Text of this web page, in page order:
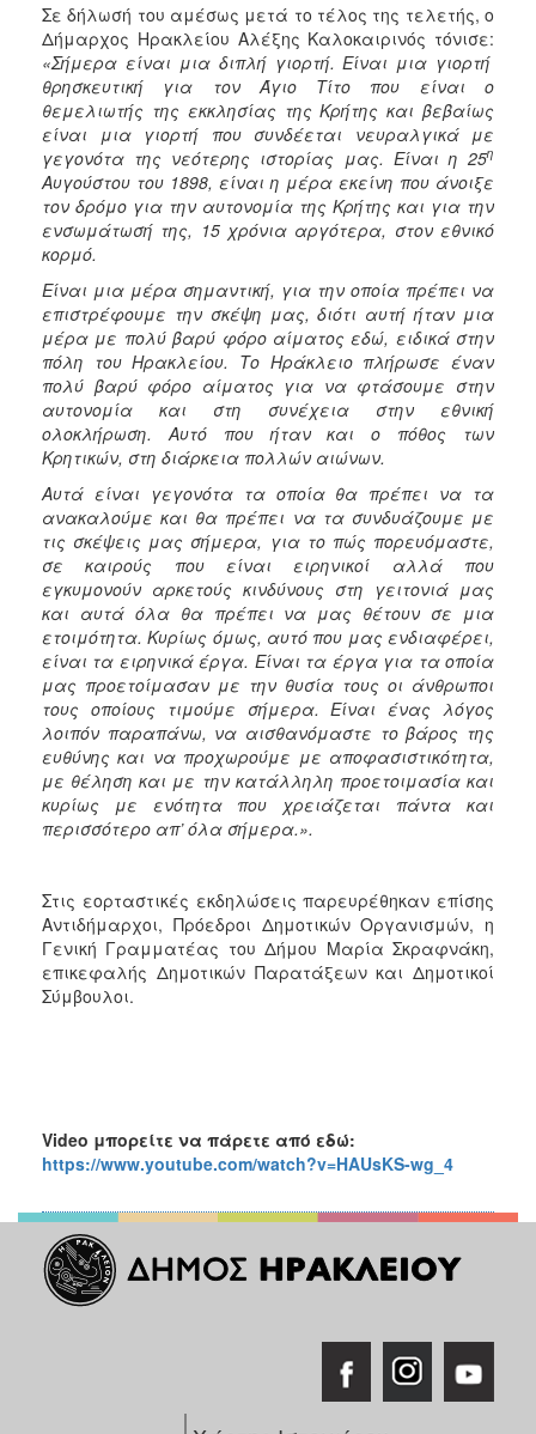
Σε δήλωσή του αμέσως μετά το τέλος της τελετής, ο
Δήμαρχος Ηρακλείου Αλέξης Καλοκαιρινός τόνισε:
«Σήμερα είναι μια διπλή γιορτή. Είναι μια γιορτή
θρησκευτική για τον Άγιο Τίτο που είναι ο
θεμελιωτής της εκκλησίας της Κρήτης και βεβαίως
είναι μια γιορτή που συνδέεται νευραλγικά με
γεγονότα της νεότερης ιστορίας μας. Είναι η 25η
Αυγούστου του 1898, είναι η μέρα εκείνη που άνοιξε
τον δρόμο για την αυτονομία της Κρήτης και για την
ενσωμάτωσή της, 15 χρόνια αργότερα, στον εθνικό
κορμό.
Είναι μια μέρα σημαντική, για την οποία πρέπει να
επιστρέφουμε την σκέψη μας, διότι αυτή ήταν μια
μέρα με πολύ βαρύ φόρο αίματος εδώ, ειδικά στην
πόλη του Ηρακλείου. Το Ηράκλειο πλήρωσε έναν
πολύ βαρύ φόρο αίματος για να φτάσουμε στην
αυτονομία και στη συνέχεια στην εθνική
ολοκλήρωση. Αυτό που ήταν και ο πόθος των
Κρητικών, στη διάρκεια πολλών αιώνων.
Αυτά είναι γεγονότα τα οποία θα πρέπει να τα
ανακαλούμε και θα πρέπει να τα συνδυάζουμε με
τις σκέψεις μας σήμερα, για το πώς πορευόμαστε,
σε καιρούς που είναι ειρηνικοί αλλά που
εγκυμονούν αρκετούς κινδύνους στη γειτονιά μας
και αυτά όλα θα πρέπει να μας θέτουν σε μια
ετοιμότητα. Κυρίως όμως, αυτό που μας ενδιαφέρει,
είναι τα ειρηνικά έργα. Είναι τα έργα για τα οποία
μας προετοίμασαν με την θυσία τους οι άνθρωποι
τους οποίους τιμούμε σήμερα. Είναι ένας λόγος
λοιπόν παραπάνω, να αισθανόμαστε το βάρος της
ευθύνης και να προχωρούμε με αποφασιστικότητα,
με θέληση και με την κατάλληλη προετοιμασία και
κυρίως με ενότητα που χρειάζεται πάντα και
περισσότερο απ’ όλα σήμερα.».
Στις εορταστικές εκδηλώσεις παρευρέθηκαν επίσης
Αντιδήμαρχοι, Πρόεδροι Δημοτικών Οργανισμών, η
Γενική Γραμματέας του Δήμου Μαρία Σκραφνάκη,
επικεφαλής Δημοτικών Παρατάξεων και Δημοτικοί
Σύμβουλοι.
Video μπορείτε να πάρετε από εδώ:
https://www.youtube.com/watch?v=HAUsKS-wg_4